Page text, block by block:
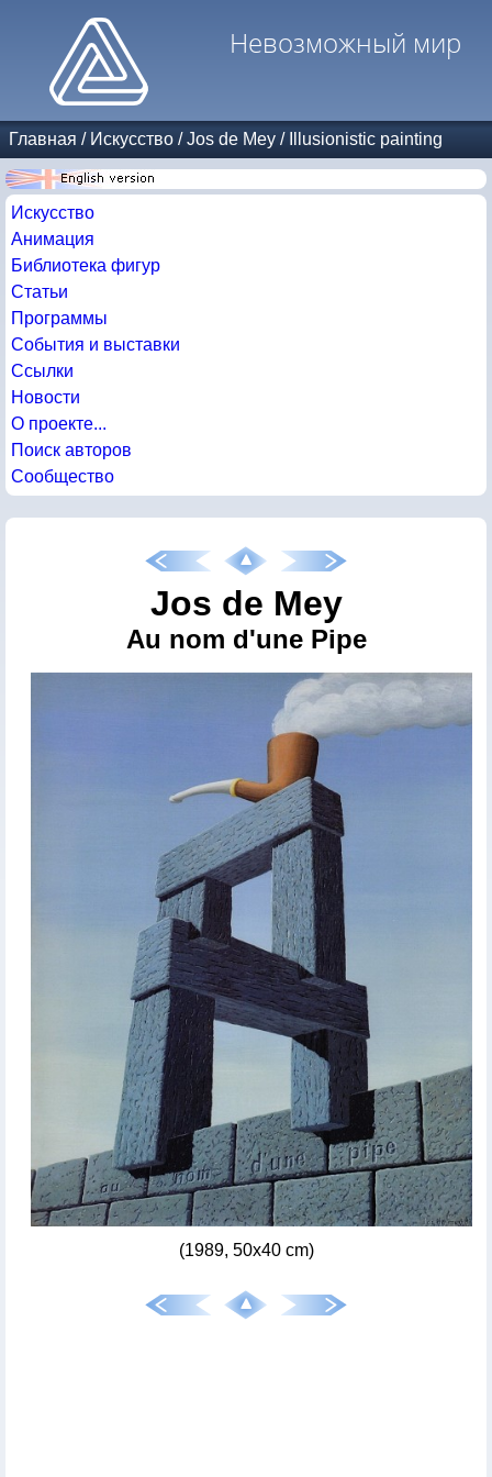
Невозможный мир
Главная / Искусство /Jos de Mey / Illusionistic painting
Искусство
Анимация
Библиотека фигур
Статьи
Программы
События и выставки
Ссылки
Новости
О проекте...
Поиск авторов
Сообщество
Jos de Mey
Au nom d'une Pipe
(1989, 50x40 cm)